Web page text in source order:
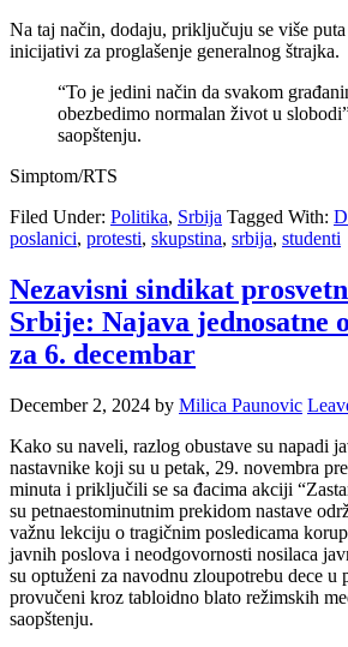
Na taj način, dodaju, priključuju se više
inicijativi za proglašenje generalnog štrajka.
“To je jedini način da svakom
obezbedimo normalan život u
saopštenju.
Simptom/RTS
Filed Under: Politika, Srbija Tagged With:
poslanici, protesti, skupstina, srbija, studenti
Nezavisni sindikat
Srbije: Najava jednosatne
za 6. decembar
December 2, 2024 by Milica Paunovic
Kako su naveli, razlog obustave su napadi
nastavnike koji su u petak, 29. novembra
minuta i priključili se sa đacima akciji
su petnaestominutnim prekidom nastave
važnu lekciju o tragičnim posledicama
javnih poslova i neodgovornosti nosilaca
su optuženi za navodnu zloupotrebu dece u
provučeni kroz tabloidno blato režimskih
saopštenju.